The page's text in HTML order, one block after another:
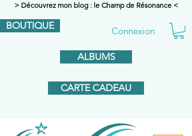
> Découvrez mon blog : le Champ de Résonance <
BOUTIQUE Connexion
ALBUMS
CARTE CADEAU